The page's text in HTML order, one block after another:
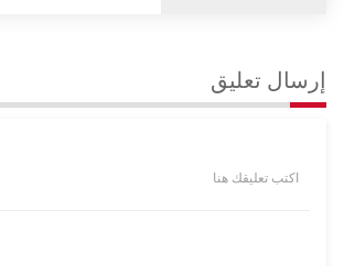
إرسال تعليق
اكتب تعليقك هنا